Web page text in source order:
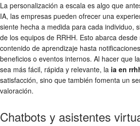
La personalización a escala es algo que
IA, las empresas pueden ofrecer una
siente hecha a medida para cada individuo,
de los equipos de RRHH. Esto abarca
contenido de aprendizaje hasta
beneficios o eventos internos. Al hacer que
sea más fácil, rápida y relevante, la ia en
satisfacción, sino que también fomenta un
valoración.
Chatbots y asistentes